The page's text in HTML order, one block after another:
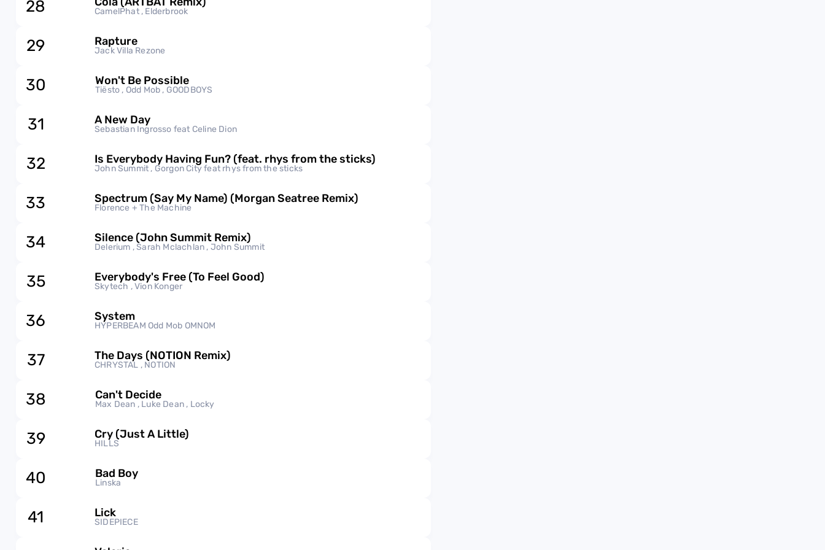
28 CamelPhat , Elderbrook
29 Rapture
Jack Villa Rezone
30 Won't Be Possible
Tiësto , Odd Mob , GOODBOYS
31 A New Day
Sebastian Ingrosso feat Celine Dion
32 Is Everybody Having Fun? (feat. rhys from the sticks)
John Summit , Gorgon City feat rhys from the sticks
33 Spectrum (Say My Name) (Morgan Seatree Remix)
Florence + The Machine
34 Silence (John Summit Remix)
Delerium , Sarah Mclachlan , John Summit
35 Everybody's Free (To Feel Good)
Skytech , Vion Konger
36 System
HYPERBEAM Odd Mob OMNOM
37 The Days (NOTION Remix)
CHRYSTAL , NOTION
38 Can't Decide
Max Dean , Luke Dean , Locky
39 Cry (Just A Little)
HILLS
40 Bad Boy
Linska
41 Lick
SIDEPIECE